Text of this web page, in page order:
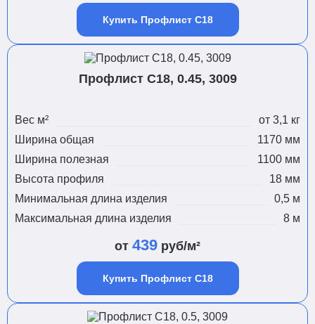
Купить Профлист С18
Профлист С18, 0.45, 3009
Вес м²
от 3,1 кг
Ширина общая
1170 мм
Ширина полезная
1100 мм
Высота профиля
18 мм
Минимальная длина изделия
0,5 м
Максимальная длина изделия
8 м
от 439 руб/м²
Купить Профлист С18